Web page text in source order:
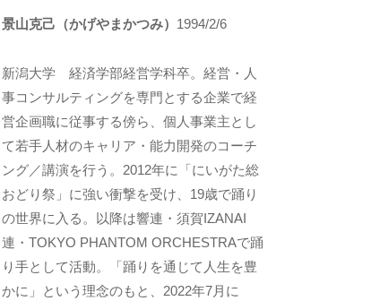
景山克己（かげやまかつみ） 1994/2/6
新潟大学 経済学部経営学科卒。経営・人
事コンサルティングを専門とする企業で経
営企画職に従事する傍ら、個人事業主とし
て若手人材のキャリア・能力開発のコーチ
ング／講演を行う。2012年に「にいがた総
おどり祭」に強い衝撃を受け、19歳で踊り
の世界に入る。以降は響連・須賀IZANAI
連・TOKYO PHANTOM ORCHESTRAで踊
り手として活動。「踊りを通じて人生を豊
かに」という理念のもと、2022年7月に